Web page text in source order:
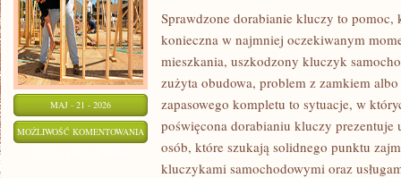
MAJ - 21 - 2026
MOŻLIWOŚĆ KOMENTOWANIA DORABIANIE
KLUCZYKÓW
Sprawdzone dorabianie kluczy to pomoc,
konieczna w najmniej oczekiwanym
mieszkania, uszkodzony kluczyk
zużyta obudowa, problem z zamkiem
zapasowego kompletu to sytuacje, w
poświęcona dorabianiu kluczy prezentuje
osób, które szukają solidnego punktu
kluczykami samochodowymi oraz